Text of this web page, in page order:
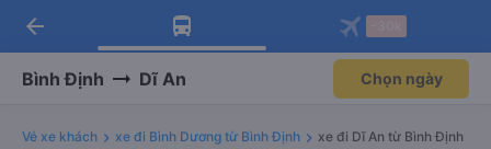
Tải app Vexere ngay!
Nhận ưu đãi thành viên độc
Mở app
Tải app Vexere
-30k/ghế khi đặt vé máy bay qua
Mở app
arrow_back
Bình Định Dĩ An Chọn ngày
Vé xe khách xe đi Bình Dương từ Bình Định xe đi Dĩ An từ Bình Định